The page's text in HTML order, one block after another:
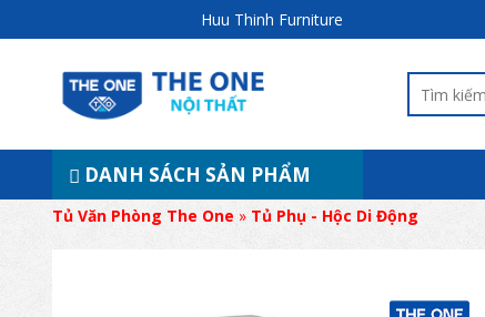
Huu Thinh Furniture
DANH SÁCH SẢN PHẨM
Tủ Văn Phòng The One » Tủ Phụ - Hộc Di Động